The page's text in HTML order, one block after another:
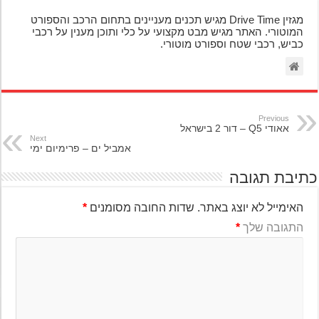
מגזין Drive Time מגיש תכנים מעניינים בתחום הרכב והספורט
המוטורי. האתר מגיש מבט מקצועי על כלי ותוכן מענין על רכבי
כביש, רכבי שטח וספורט מוטורי.
Previous
אאודי Q5 – דור 2 בישראל
Next
אמביל ים – פרימיום ימי
תגובה
האימייל לא יוצג באתר. שדות החובה מסומנים*
התגובה שלך*